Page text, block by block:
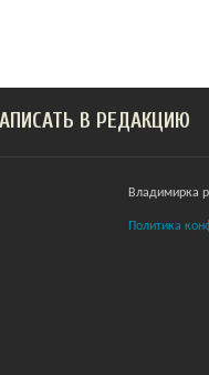
В РЕДАКЦИЮ
Владимирка
Политика